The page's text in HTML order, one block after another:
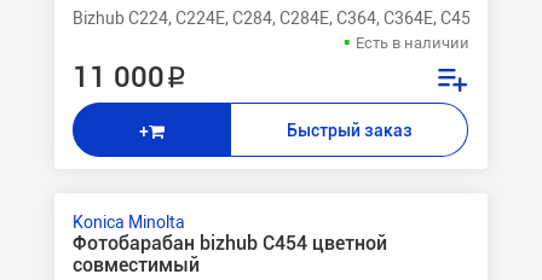
Bizhub C224, C224E, C284, C284E, C364, C364E, C454,
Есть в наличии
11 000 ₽
+ Быстрый заказ
Konica Minolta
Фотобарабан bizhub C454 цветной
совместимый